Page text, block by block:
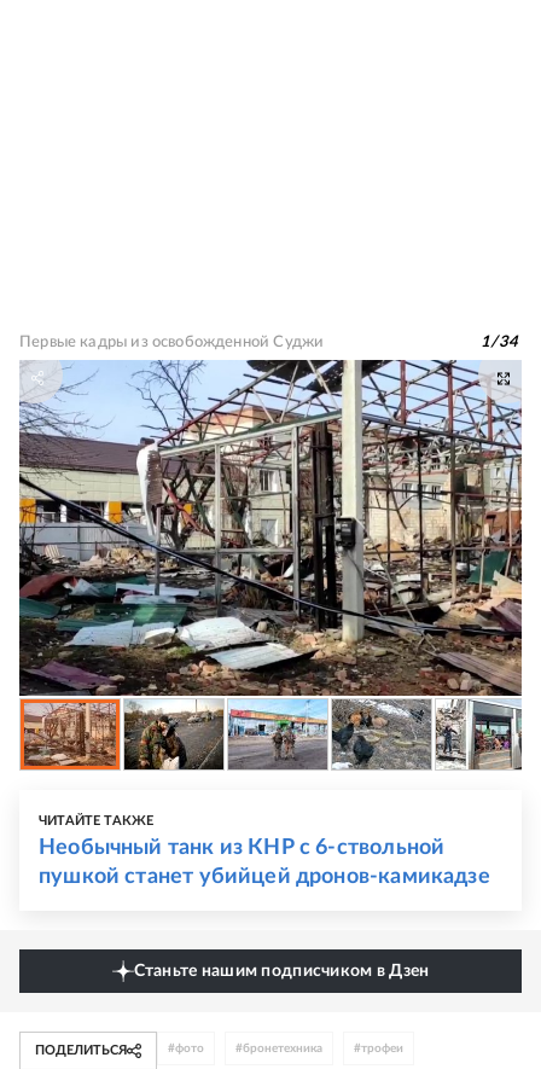
Первые кадры из освобожденной Суджи 1/34
ЧИТАЙТЕ ТАКЖЕ
Необычный танк из КНР с 6-ствольной
пушкой станет убийцей дронов-камикадзе
Станьте нашим подписчиком в Дзен
ПОДЕЛИТЬСЯ #фото #бронетехника #трофеи